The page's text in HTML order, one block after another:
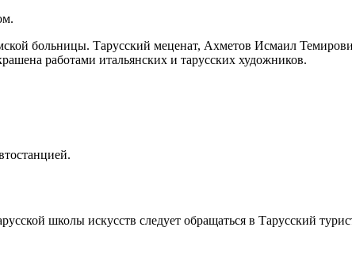
больницы. Тарусский меценат, Ахметов Исмаил
работами итальянских и тарусских художников.
школы искусств следует обращаться в Тарусский